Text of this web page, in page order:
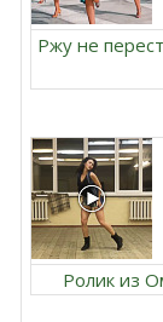
Ржу не
Ролик из